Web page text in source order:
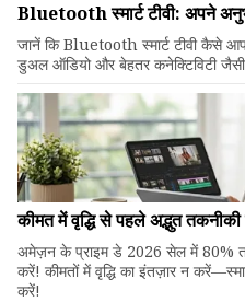
Bluetooth स्मार्ट टीवी: अपने
जानें कि Bluetooth स्मार्ट टीवी
डुअल ऑडियो और बेहतर कनेक्टिविटी जैसी
कीमत में वृद्धि से पहले अद्भुत तकनीकी
अमेज़न के प्राइम डे 2026 सेल में 80%
करें! कीमतों में वृद्धि का इंतज़ार न
करें!